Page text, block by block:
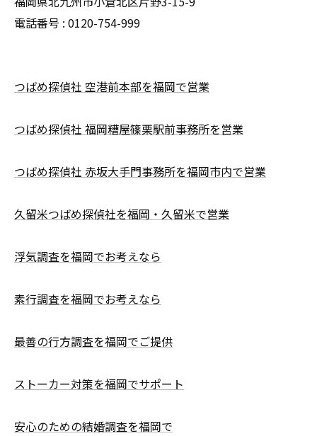
電話番号 : 0120-754-999
つばめ探偵社 空港前本部を福岡で営業
つばめ探偵社 福岡糟屋篠栗駅前事務所を営業
つばめ探偵社 赤坂大手門事務所を福岡市内で営業
久留米つばめ探偵社を福岡・久留米で営業
浮気調査を福岡でお考えなら
素行調査を福岡でお考えなら
最善の行方調査を福岡でご提供
ストーカー対策を福岡でサポート
安心のための結婚調査を福岡で